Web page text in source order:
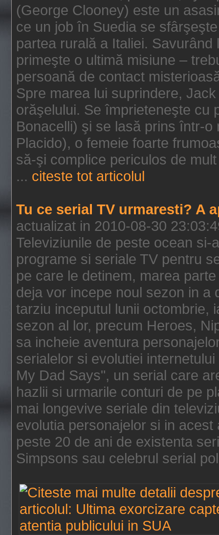
(George Clooney) este un
ce un job în Suedia se
partea rurală a Italiei.
primeşte o ultimă misiune –
persoană de contact
Spre marea lui suprindere,
orăşelului. Se împrieteneşte cu
Bonacelli) şi se lasă prins într-
Placido), o femeie foarte
să-şi complice periculos de
... citeste tot articolul
Tu ce serial TV urmaresti? A
actualizat in 2010-08-30
Televiziunile de peste ocean si-
programe si seriale TV pentru
pe care le detinem, marea
deja vor incepe noul sezon in a
tarziu inceputul lunii octombrie,
sezon al lor, precum Heroes,
sa incheie aventura
serialelor si evolutiei
My Dad Says", un serial care
hazlii si urmarile conturi de pe
mai longevive seriale din
evolutia personajelor si in
peste 20 de ani de existenta
Simpsons sau celebrul serial